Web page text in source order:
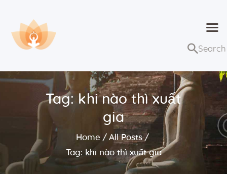
Tag: khi nào thì xuất
gia
Home
All Posts
Tag: khi nào thì xuất gia
Trang chủ
Bài giảng
Lớp học và sự kiện
Về Dhammaduta